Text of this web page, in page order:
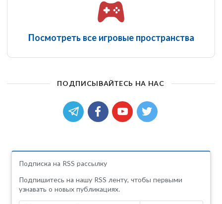
Посмотреть все игровые пространства
ПОДПИСЫВАЙТЕСЬ НА НАС
Подписка на RSS рассылку
Подпишитесь на нашу RSS ленту, чтобы первыми
узнавать о новых публикациях.